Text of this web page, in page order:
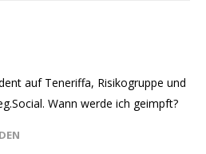
auf Teneriffa, Risikogruppe und
Wann werde ich geimpft?